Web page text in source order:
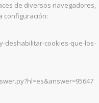
de diversos navegadores,
configuración:
deshabilitar-cookies-que-los-